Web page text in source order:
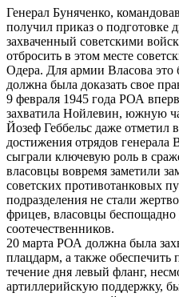
Генерал Буняченко,
получил приказ о подготовке
захваченный советскими
отбросить в этом месте
Одера. Для армии Власова это
должна была доказать свое
9 февраля 1945 года РОА
захватила Нойлевин, южную
Йозеф Геббельс даже отметил
достижения отрядов
сыграли ключевую роль в
власовцы вовремя заметили
советских противотанковых
подразделения не стали
фрицев, власовцы беспощадно
соотечественников.
20 марта РОА должна была
плацдарм, а также обеспечить
течение дня левый фланг,
артиллерийскую поддержку,